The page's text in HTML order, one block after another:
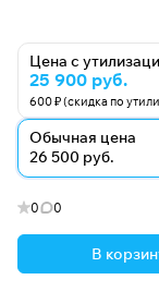
DELTA
батарей,
назначения, от
источников
Аккумуляторы
Цена с
25 900 руб.
600 ₽ (скидка по
Обычная цена
26 500 руб.
0 0
В